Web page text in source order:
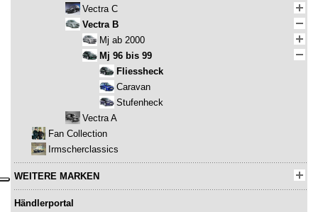
Vectra C
Vectra B
Mj ab 2000
Mj 96 bis 99
Fliessheck
Caravan
Stufenheck
Vectra A
Fan Collection
Irmscherclassics
WEITERE MARKEN
Händlerportal